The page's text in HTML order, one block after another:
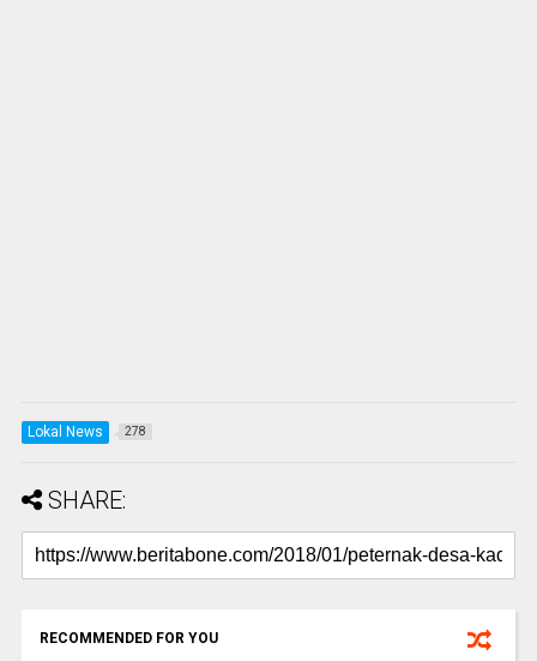
Lokal News 278
SHARE:
RECOMMENDED FOR YOU